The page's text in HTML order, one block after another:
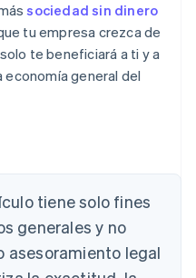
sociedad sin dinero
tu empresa crezca de
te beneficiará a ti y a
economía general del
tiene solo fines
generales y no
asesoramiento legal